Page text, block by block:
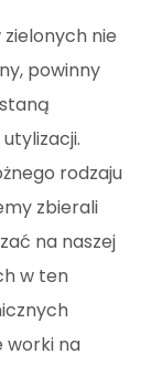
nie
powinny
rodzaju
zbierali
na naszej
w ten
worki na